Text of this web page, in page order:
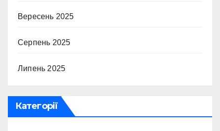
Вересень 2025
Серпень 2025
Липень 2025
Категорії